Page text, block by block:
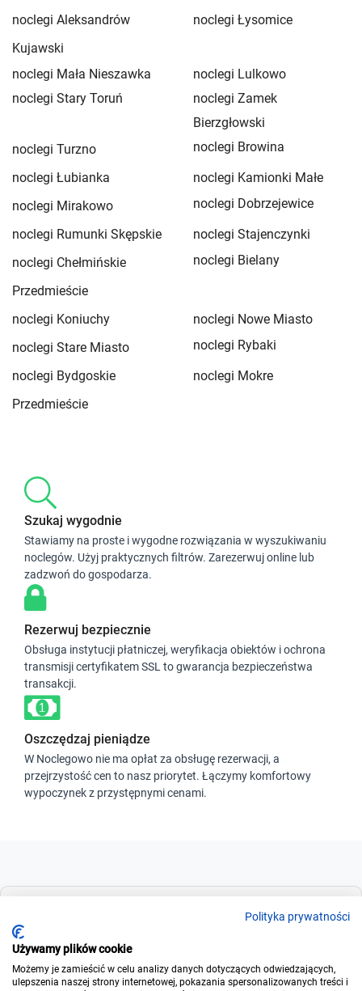
noclegi Aleksandrów
Kujawski
noclegi Łysomice
noclegi Mała Nieszawka
noclegi Lulkowo
noclegi Stary Toruń
noclegi Zamek
Bierzgłowski
noclegi Turzno
noclegi Browina
noclegi Łubianka
noclegi Kamionki Małe
noclegi Mirakowo
noclegi Dobrzejewice
noclegi Rumunki Skępskie
noclegi Stajenczynki
noclegi Chełmińskie
Przedmieście
noclegi Bielany
noclegi Koniuchy
noclegi Nowe Miasto
noclegi Stare Miasto
noclegi Rybaki
noclegi Bydgoskie
Przedmieście
noclegi Mokre
Szukaj wygodnie
Stawiamy na proste i wygodne rozwiązania w wyszukiwaniu
noclegów. Użyj praktycznych filtrów. Zarezerwuj online lub
zadzwoń do gospodarza.
Rezerwuj bezpiecznie
Obsługa instytucji płatniczej, weryfikacja obiektów i ochrona
transmisji certyfikatem SSL to gwarancja bezpieczeństwa
transakcji.
Oszczędzaj pieniądze
W Noclegowo nie ma opłat za obsługę rezerwacji, a
przejrzystość cen to nasz priorytet. Łączymy komfortowy
wypoczynek z przystępnymi cenami.
Dla wynajmujących
Polityka prywatności
Używamy plików cookie
Możemy je zamieścić w celu analizy danych dotyczących odwiedzających,
ulepszenia naszej strony internetowej, pokazania spersonalizowanych treści i